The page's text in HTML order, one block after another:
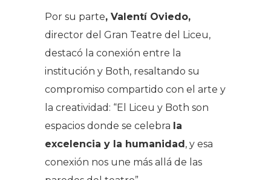
Por su parte, Valentí Oviedo,
director del Gran Teatre del Liceu,
destacó la conexión entre la
institución y Both, resaltando su
compromiso compartido con el arte y
la creatividad: “El Liceu y Both son
espacios donde se celebra la
excelencia y la humanidad, y esa
conexión nos une más allá de las